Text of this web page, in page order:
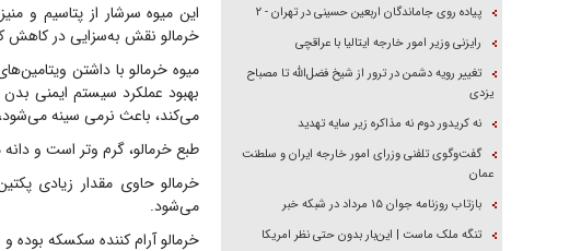
این میوه سرشار از پتاسیم و
خرمالو نقش به‌سزایی در کاھش
بھبود عملکرد سیستم ایمنی
می‌کند، باعث نرمی سینه
طبع خرمالو، گرم وتر است و
خرمالو حاوی مقدار زیادی
می‌شود.
خرمالو آرام کننده سکسکه
پیاده روی جاماندگان اربعین حسینی در تهران - ۲
رایزنی وزیر امور خارجه ایتالیا با عراقچی
تغییر رویه دشمن در ترور از شیخ فضل‌الله تا مصباح
یزدی
نه کریدور دوم نه مذاکره زیر سایه تهدید
گفت‌وگوی تلفنی وزرای امور خارجه ایران و سلطنت
عمان
بازتاب روزنامه جوان ۱۵ مرداد در شبکه خبر
تنگه ملک ماست | این‌بار بدون حتی نظر امریکا